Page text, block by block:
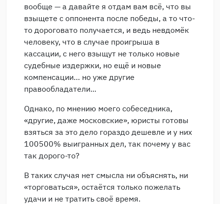
вообще — а давайте я отдам вам всё, что вы
взыщете с оппонента после победы, а то что-
то дороговато получается, и ведь невдомёк
человеку, что в случае проигрыша в
кассации, с него взыщут не только новые
судебные издержки, но ещё и новые
компенсации… но уже другие
правообладатели...
Однако, по мнению моего собеседника,
«другие, даже московские», юристы готовы
взяться за это дело гораздо дешевле и у них
100500% выигранных дел, так почему у вас
так дорого-то?
В таких случая нет смысла ни объяснять, ни
«торговаться», остаётся только пожелать
удачи и не тратить своё время.